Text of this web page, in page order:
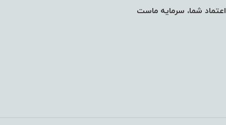
اعتماد شما، سرمایه ماست